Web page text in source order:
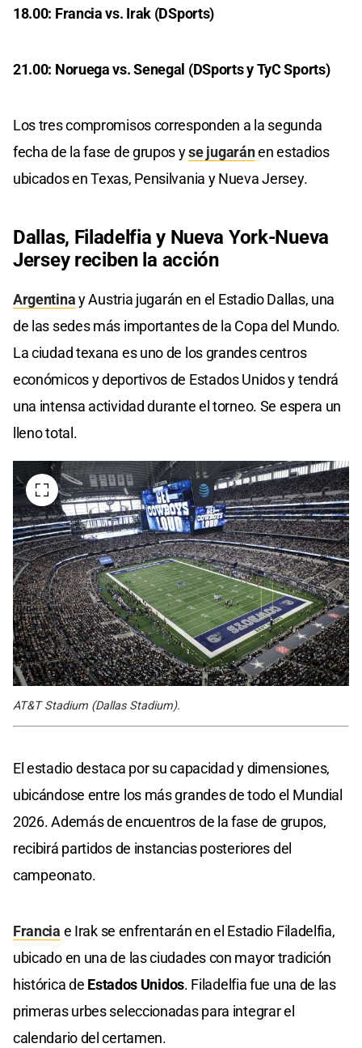
18.00: Francia vs. Irak (DSports)
21.00: Noruega vs. Senegal (DSports y TyC Sports)
Los tres compromisos corresponden a la segunda
fecha de la fase de grupos yse jugaránen estadios
ubicados en Texas, Pensilvania y Nueva Jersey.
Dallas, Filadelfia y Nueva York-Nueva
Jersey reciben la acción
Argentinay Austria jugarán en el Estadio Dallas, una
de las sedes más importantes de la Copa del Mundo.
La ciudad texana es uno de los grandes centros
económicos y deportivos de Estados Unidos y tendrá
una intensa actividad durante el torneo. Se espera un
lleno total.
AT&T Stadium (Dallas Stadium).
El estadio destaca por su capacidad y dimensiones,
ubicándose entre los más grandes de todo el Mundial
2026. Además de encuentros de la fase de grupos,
recibirá partidos de instancias posteriores del
campeonato.
Francia e Irak se enfrentarán en el Estadio Filadelfia,
ubicado en una de las ciudades con mayor tradición
histórica de Estados Unidos. Filadelfia fue una de las
primeras urbes seleccionadas para integrar el
calendario del certamen.